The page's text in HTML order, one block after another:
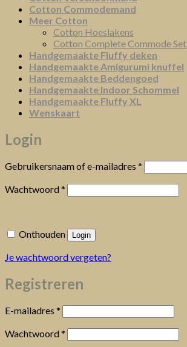
Cotton Commodemand
Meer Cotton
Cotton Hoeslakens
Cotton Complete Commode Set
Handgemaakte Fluffy deken
Handgemaakte Amigurumi knuffel
Handgemaakte Beddengoed
Handgemaakte Indoor Schommel
Handgemaakte Fluffy XL
Wenskaart
Login
Gebruikersnaam of e-mailadres * Vereist
Wachtwoord* Vereist
Onthouden Login
Je wachtwoord vergeten?
Registreren
E-mailadres * Vereist
Wachtwoord* Vereist